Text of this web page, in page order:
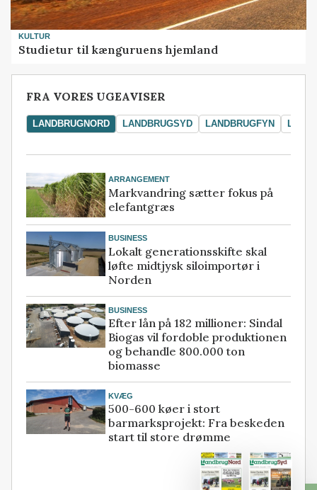
KULTUR
Studietur til kænguruens hjemland
FRA VORES UGEAVISER
LANDBRUGNORD LANDBRUGSYD LANDBRUGFYN
ARRANGEMENT
Markvandring sætter fokus på
elefantgræs
BUSINESS
Lokalt generationsskifte skal
løfte midtjysk siloimportør i
Norden
BUSINESS
Efter lån på 182 millioner: Sindal
Biogas vil fordoble produktionen
og behandle 800.000 ton
biomasse
KVÆG
500-600 køer i stort
barmarksprojekt: Fra beskeden
start til store drømme